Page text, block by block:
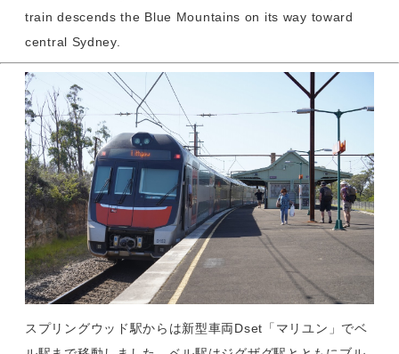
train descends the Blue Mountains on its way toward
central Sydney.
スプリングウッド駅からは新型車両Dset「マリユン」でベ